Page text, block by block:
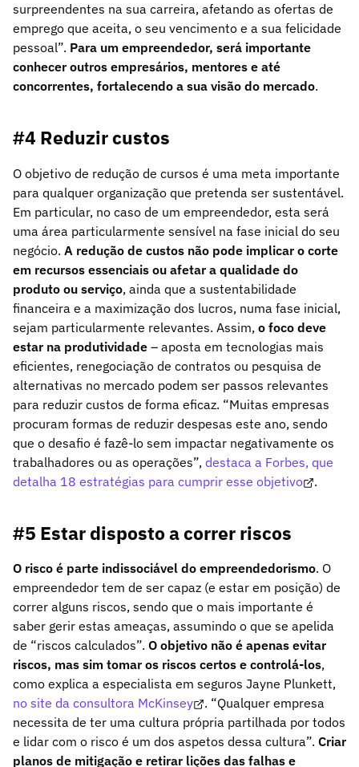
surpreendentes na sua carreira, afetando as ofertas de
emprego que aceita, o seu vencimento e a sua felicidade
pessoal”. Para um empreendedor, será importante
conhecer outros empresários, mentores e até
concorrentes, fortalecendo a sua visão do mercado.
#4 Reduzir custos
O objetivo de redução de cursos é uma meta importante
para qualquer organização que pretenda ser sustentável.
Em particular, no caso de um empreendedor, esta será
uma área particularmente sensível na fase inicial do seu
negócio. A redução de custos não pode implicar o corte
em recursos essenciais ou afetar a qualidade do
produto ou serviço, ainda que a sustentabilidade
financeira e a maximização dos lucros, numa fase inicial,
sejam particularmente relevantes. Assim, o foco deve
estar na produtividade – aposta em tecnologias mais
eficientes, renegociação de contratos ou pesquisa de
alternativas no mercado podem ser passos relevantes
para reduzir custos de forma eficaz. “Muitas empresas
procuram formas de reduzir despesas este ano, sendo
que o desafio é fazê-lo sem impactar negativamente os
trabalhadores ou as operações”, destaca a Forbes, que
detalha 18 estratégias para cumprir esse objetivo
.
#5 Estar disposto a correr riscos
O risco é parte indissociável do empreendedorismo. O
empreendedor tem de ser capaz (e estar em posição) de
correr alguns riscos, sendo que o mais importante é
saber gerir estas ameaças, assumindo o que se apelida
de “riscos calculados”. O objetivo não é apenas evitar
riscos, mas sim tomar os riscos certos e controlá-los,
como explica a especialista em seguros Jayne Plunkett,
no site da consultora McKinsey
. “Qualquer empresa
necessita de ter uma cultura própria partilhada por todos
e lidar com o risco é um dos aspetos dessa cultura”. Criar
planos de mitigação e retirar lições das falhas e